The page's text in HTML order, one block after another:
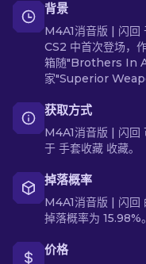
背景
M4A1消音版 | 闪回
CS2 中首次登场，
箱随"Brothers In
家"Superior
获取方式
M4A1消音版 | 闪回
于 手套收藏 收藏。
掉落概率
M4A1消音版 | 闪
掉落概率为 15.98%
价格